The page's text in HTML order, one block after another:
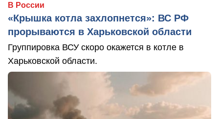
В России
«Крышка котла захлопнется»: ВС РФ
прорываются в Харьковской области
Группировка ВСУ скоро окажется в котле в
Харьковской области.